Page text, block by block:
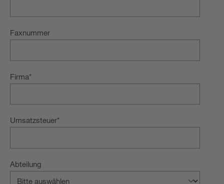
Faxnummer
Firma*
Umsatzsteuer*
Abteilung